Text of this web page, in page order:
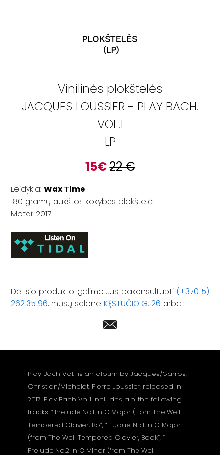
Vinilinės plokštelės
JACQUES LOUSSIER - PLAY BACH.
VOL.1
LP
15€22€
Leidykla:Wax Time
180 gramų aukštos kokybės plokštelė.
Metai: 2017
Dėl šio produkto galime Jus pakonsultuoti (+370 5)
262 35 96, mūsų salone KĘSTUČIO G. 26 arba:
Play Bach Vol.1 is an album by Jacques/Garros,
Christian/Michelot, Pierre Loussier, released in
2017. Play Bach Vol.1 includes a.o. the following
tracks: “ Prelude No.1 In C Major (from The Well
Tempered Clavier, Bo”, “ Fugue No.1 In C Major
(from The Well Tempered Clavier, Book”, “
Prelude No.2 In C Minor (from The Well